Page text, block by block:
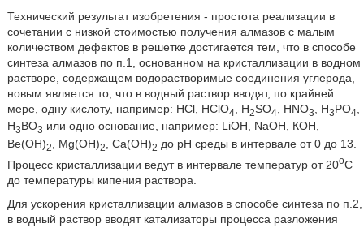
Технический результат изобретения - простота реализации в
сочетании с низкой стоимостью получения алмазов с малым
количеством дефектов в решетке достигается тем, что в способе
синтеза алмазов по п.1, основанном на кристаллизации в водном
растворе, содержащем водорастворимые соединения углерода,
новым является то, что в водный раствор вводят, по крайней
мере, одну кислоту, например: HCl, HClO4 , H2SO4 , HNO3 , H3PO4
H3BO3 или одно основание, например: LiOH, NaOH, КОН,
Be(OH)2 , Mg(OH)2 , Ca(OH)2 до рН среды в интервале от 0 до 13.
Процесс кристаллизации ведут в интервале температур от 20oС
до температуры кипения раствора.
Для ускорения кристаллизации алмазов в способе синтеза по п.2,
в водный раствор вводят катализаторы процесса разложения